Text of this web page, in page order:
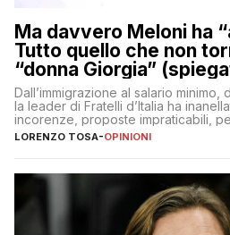
Ma davvero Meloni ha
Tutto quello che non
“donna Giorgia”
Dall’immigrazione al salario minimo,
la leader di Fratelli d’Italia ha
incorenze, proposte impraticabili,
nessuno – a destra come a sinistra
LORENZO TOSA-OPINIONI